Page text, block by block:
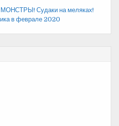
Судаки на меляках!
в феврале 2020